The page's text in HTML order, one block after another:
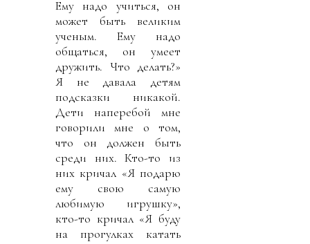
Ему надо учиться, он
может быть великим
ученым. Ему надо
общаться, он умеет
дружить. Что делать?»
Я не давала детям
подсказки никакой.
Дети наперебой мне
говорили мне о том,
что он должен быть
среди них. Кто-то из
них кричал «Я подарю
ему свою самую
любимую игрушку»,
кто-то кричал «Я буду
на прогулках катать